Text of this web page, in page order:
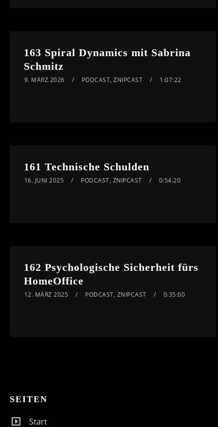
163 Spiral Dynamics mit Sabrina
Schmitz
9. MÄRZ 2026 PODCAST,ZNIPCAST 1:07:22
161 Technische Schulden
16. JUNI 2025 PODCAST, ZNIPCAST 0:54:20
162 Psychologische Sicherheit fürs
HomeOffice
12. MÄRZ 2025 PODCAST, ZNIPCAST 0:35:00
SEITEN
Start